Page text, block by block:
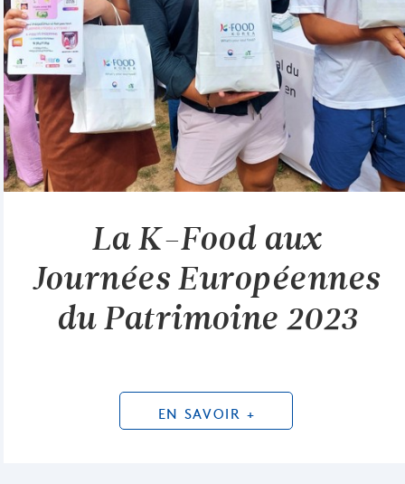
La K-Food aux
Journées Européennes
du Patrimoine 2023
EN SAVOIR +